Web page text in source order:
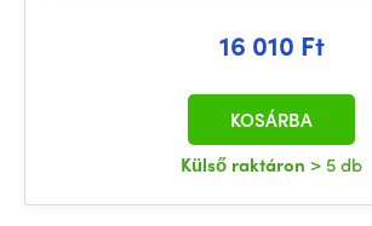
16 010 Ft
Külső raktáron > 5 db
KOSÁRBA